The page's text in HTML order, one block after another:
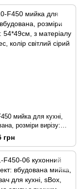
мийка для кухні,
розміри вирізу:
з матеріалу Silicatec,
сірий
грн